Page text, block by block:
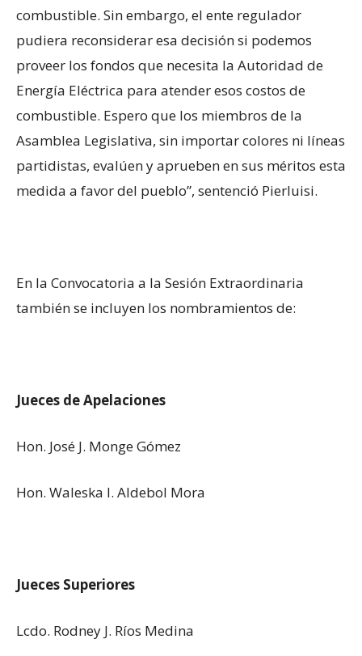
combustible. Sin embargo, el ente regulador
pudiera reconsiderar esa decisión si podemos
proveer los fondos que necesita la Autoridad de
Energía Eléctrica para atender esos costos de
combustible. Espero que los miembros de la
Asamblea Legislativa, sin importar colores ni líneas
partidistas, evalúen y aprueben en sus méritos esta
medida a favor del pueblo”, sentenció Pierluisi.
En la Convocatoria a la Sesión Extraordinaria
también se incluyen los nombramientos de:
Jueces de Apelaciones
Hon. José J. Monge Gómez
Hon. Waleska I. Aldebol Mora
Jueces Superiores
Lcdo. Rodney J. Ríos Medina